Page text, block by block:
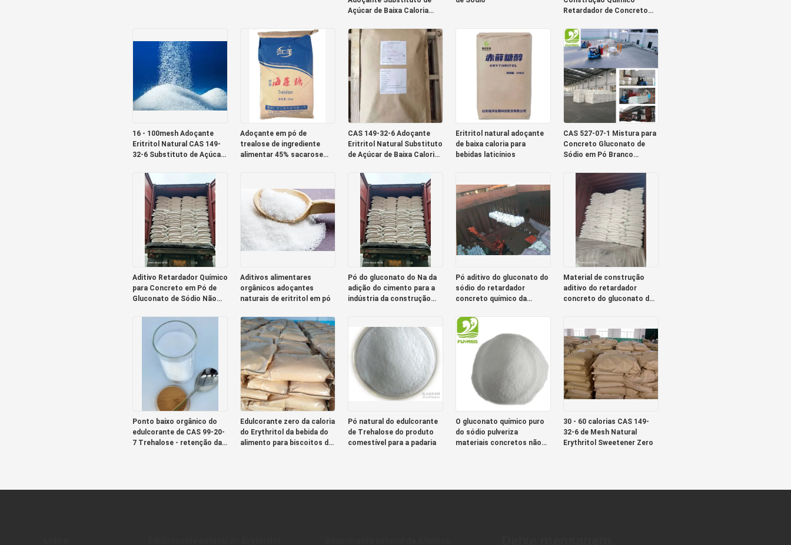
Açúcar de Baixa Caloria
Retardador de Concreto
Grau tecnológico
16 - 100mesh Adoçante
Eritritol Natural CAS 149-
32-6 Substituto de Açúcar
Adoçante em pó de
trealose de ingrediente
alimentar 45% sacarose
CAS 149-32-6 Adoçante
Eritritol Natural Substituto
de Açúcar de Baixa Caloria
Eritritol natural adoçante
de baixa caloria para
bebidas laticínios
CAS 527-07-1 Mistura para
Concreto Gluconato de
Sódio em Pó Branco
Aditivo Retardador Químico
para Concreto em Pó de
Gluconato de Sódio Não
Aditivos alimentares
orgânicos adoçantes
naturais de eritritol em pó
Pó do gluconato do Na da
adição do cimento para a
indústria da construção
Pó aditivo do gluconato do
sódio do retardador
concreto químico da
Material de construção
aditivo do retardador
concreto do gluconato do
Ponto baixo orgânico do
edulcorante de CAS 99-20-
7 Trehalose - retenção da
Edulcorante zero da caloria
do Erythritol da bebida do
alimento para biscoitos da
Pó natural do edulcorante
de Trehalose do produto
comestível para a padaria
O gluconato químico puro
do sódio pulveriza
materiais concretos não
30 - 60 calorias CAS 149-
32-6 de Mesh Natural
Erythritol Sweetener Zero